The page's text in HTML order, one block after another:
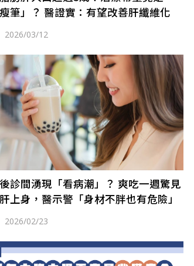
瘦筆」？ 醫證實：有望改善肝纖維化
2026/03/12
診間湧現「看病潮」？ 爽吃一週驚見
上身，醫示警「身材不胖也有危險」
2026/02/23